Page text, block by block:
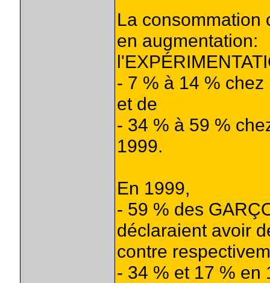
La consommation
en augmentation:
- 7 % à 14 %
et de
- 34 % à 59 %
1999.
En 1999,
- 59 % des
déclaraient avoir
contre
- 34 % et 17 % en